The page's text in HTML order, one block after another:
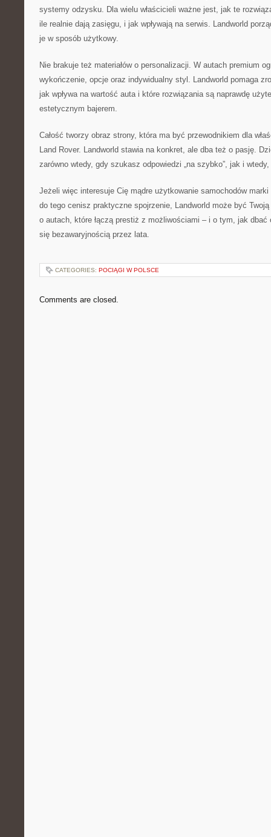
systemy odzysku. Dla wielu właścicieli ważne jest, jak te
ile realnie dają zasięgu, i jak wpływają na serwis. Landworld
je w sposób użytkowy.
Nie brakuje też materiałów o personalizacji. W autach premium
wykończenie, opcje oraz indywidualny styl. Landworld pomaga
jak wpływa na wartość auta i które rozwiązania są naprawdę
estetycznym bajerem.
Całość tworzy obraz strony, która ma być przewodnikiem dla
Land Rover. Landworld stawia na konkret, ale dba też o pasję.
zarówno wtedy, gdy szukasz odpowiedzi „na szybko”, jak i
Jeżeli więc interesuje Cię mądre użytkowanie samochodów
do tego cenisz praktyczne spojrzenie, Landworld może być
o autach, które łączą prestiż z możliwościami – i o tym, jak dbać
się bezawaryjnością przez lata.
CATEGORIES: POCIĄGI W POLSCE
Comments are closed.